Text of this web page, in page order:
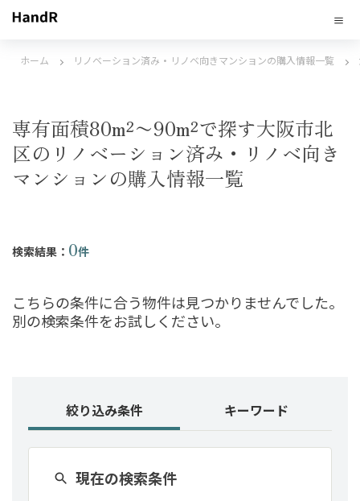
ホーム リノベーション済み・リノベ向きマンションの購入情報一覧
専有面積80m²〜90m²で探す大阪市北
区のリノベーション済み・リノベ向き
マンションの購入情報一覧
検索結果： 0件
こちらの条件に合う物件は見つかりませんでした。
別の検索条件をお試しください。
絞り込み条件 キーワード
現在の検索条件